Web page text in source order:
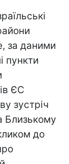
за даними
пункти
ЄС
зустріч
Близькому
до